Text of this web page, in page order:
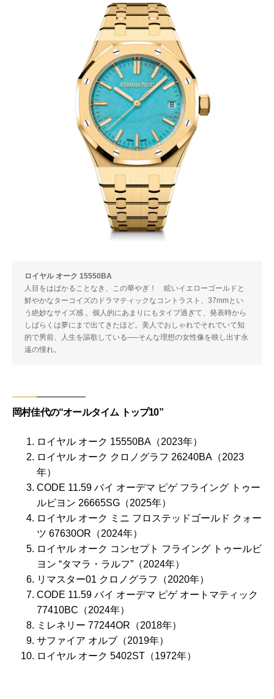
ロイヤル オーク 15550BA
人目をはばかることなき、この華やぎ！ 眩いイエローゴールドと
鮮やかなターコイズのドラマティックなコントラスト、37mmとい
う絶妙なサイズ感 。個人的にあまりにもタイプ過ぎて、発表時から
しばらくは夢にまで出てきたほど。美人でおしゃれでそれでいて知
的で男前、人生を謳歌している──そんな理想の女性像を映し出す永
遠の憧れ。
岡村佳代の“オールタイム トップ10”
ロイヤル オーク 15550BA（2023年）
ロイヤル オーク クロノグラフ 26240BA（2023
年）
CODE 11.59 バイ オーデマ ピゲ フライング トゥー
ルビヨン 26665SG（2025年）
ロイヤル オーク ミニ フロステッドゴールド クォー
ツ 67630OR（2024年）
ロイヤル オーク コンセプト フライング トゥールビ
ヨン “タマラ・ラルフ”（2024年）
リマスター01 クロノグラフ（2020年）
CODE 11.59 バイ オーデマ ピゲ オートマティック
77410BC（2024年）
ミレネリー 77244OR（2018年）
サファイア オルブ（2019年）
ロイヤル オーク 5402ST（1972年）